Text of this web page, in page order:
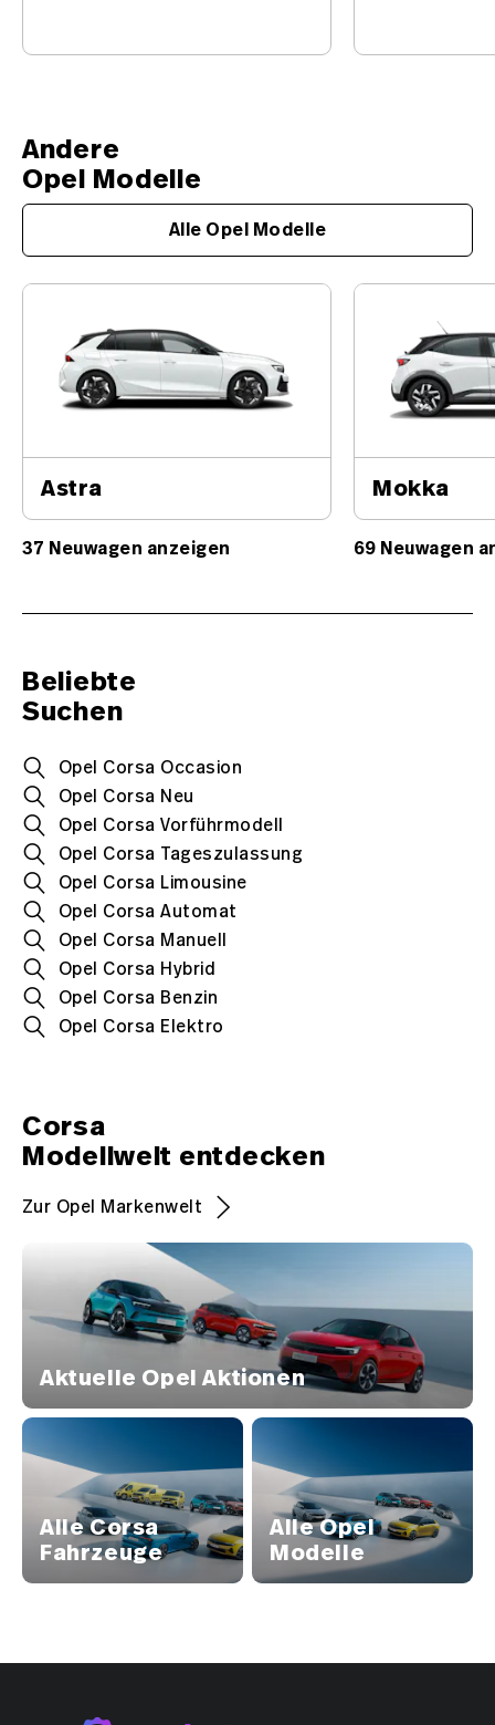
Andere
Opel Modelle
Alle Opel Modelle
Astra
37 Neuwagen anzeigen
Mokka
69 Neuwagen
Beliebte
Suchen
Opel Corsa Occasion
Opel Corsa Neu
Opel Corsa Vorführmodell
Opel Corsa Tageszulassung
Opel Corsa Limousine
Opel Corsa Automat
Opel Corsa Manuell
Opel Corsa Hybrid
Opel Corsa Benzin
Opel Corsa Elektro
Corsa
Modellwelt entdecken
Zur Opel Markenwelt
Aktuelle Opel Aktionen
Alle Corsa
Fahrzeuge
Alle Opel
Modelle